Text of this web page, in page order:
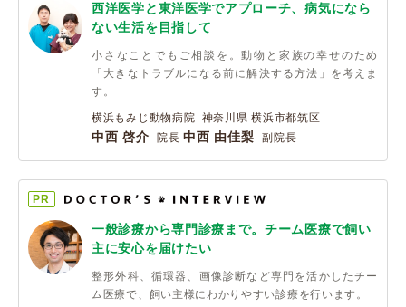
西洋医学と東洋医学でアプローチ、病気になら
ない生活を目指して
小さなことでもご相談を。動物と家族の幸せのため
「大きなトラブルになる前に解決する方法」を考えま
す。
横浜もみじ動物病院 神奈川県 横浜市都筑区
中西 啓介 院長中西 由佳梨 副院長
PR
一般診療から専門診療まで。チーム医療で飼い
主に安心を届けたい
整形外科、循環器、画像診断など専門を活かしたチー
ム医療で、飼い主様にわかりやすい診療を行います。